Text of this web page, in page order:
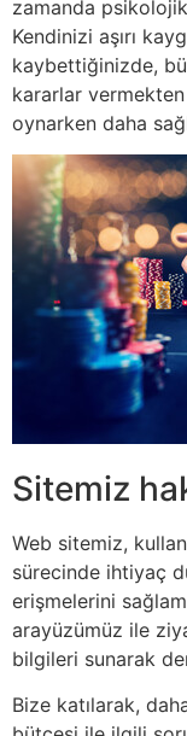
zamanda
Kendinizi aşırı
kaybettiğinizde,
kararlar
oynarken daha
Sitemiz
Web sitemiz,
sürecinde ihtiyaç
erişmelerini
arayüzümüz ile
bilgileri sunarak
Bize katılarak,